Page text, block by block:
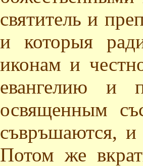
святитель и
и которыя
иконам и
евангелию и
освященным
съвръшаются,
Потом же